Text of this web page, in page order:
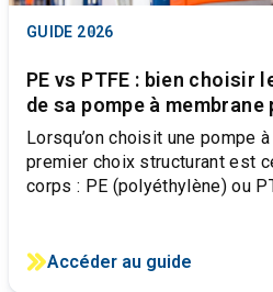
GUIDE 2026
PE vs PTFE : bien choisir
de sa pompe à
Lorsqu’on choisit une pompe
premier choix structurant est
corps : PE (polyéthylène) ou
Accéder au guide